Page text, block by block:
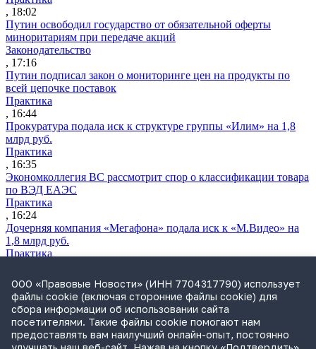
, 18:02
Путин освободил государство от обязательной оферты
миноритариям при передаче акций
Законодательство
, 17:16
Путин подписал закон о мониторинге цен на продукты по
всей цепочке поставок
Практика
, 16:44
Прокуратура подала иск к структуре группы «Илим» на 1,8
млрд руб.
Практика
, 16:35
Экономколлегия ВС рассмотрит спор о классификации товара
по ВЭД ЕАЭС
Практика
, 16:24
Дочерняя компания «Мегафона» подала иск к «М.Видео» на
1,8 млрд руб.
Практика
СИП проверит отмену патента на систему управления
устройствами после возражений «Яндекса»
Практика
, 15:17
Суды 10 стран рассматривают иски российской «дочки»
Google о возврате дивидендов
ООО «Правовые Новости» (ИНН 7704317790) использует
файлы cookie (включая сторонние файлы cookie) для
сбора информации об использовании сайта
посетителями. Такие файлы cookie помогают нам
предоставлять вам наилучший онлайн-опыт, постоянно